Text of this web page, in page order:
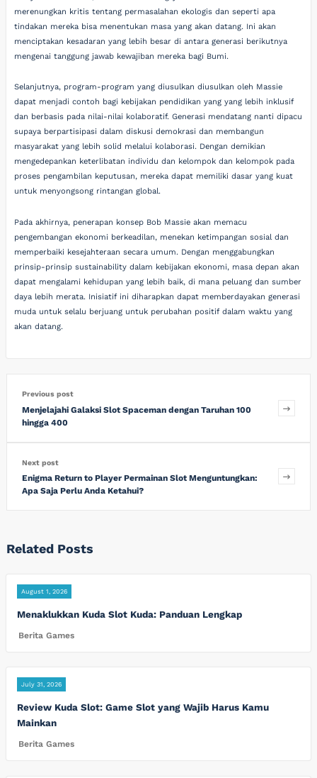
merenungkan kritis tentang permasalahan ekologis dan seperti apa
tindakan mereka bisa menentukan masa yang akan datang. Ini akan
menciptakan kesadaran yang lebih besar di antara generasi berikutnya
mengenai tanggung jawab kewajiban mereka bagi Bumi.
Selanjutnya, program-program yang diusulkan diusulkan oleh Massie
dapat menjadi contoh bagi kebijakan pendidikan yang yang lebih inklusif
dan berbasis pada nilai-nilai kolaboratif. Generasi mendatang nanti dipacu
supaya berpartisipasi dalam diskusi demokrasi dan membangun
masyarakat yang lebih solid melalui kolaborasi. Dengan demikian
mengedepankan keterlibatan individu dan kelompok dan kelompok pada
proses pengambilan keputusan, mereka dapat memiliki dasar yang kuat
untuk menyongsong rintangan global.
Pada akhirnya, penerapan konsep Bob Massie akan memacu
pengembangan ekonomi berkeadilan, menekan ketimpangan sosial dan
memperbaiki kesejahteraan secara umum. Dengan menggabungkan
prinsip-prinsip sustainability dalam kebijakan ekonomi, masa depan akan
dapat mengalami kehidupan yang lebih baik, di mana peluang dan sumber
daya lebih merata. Inisiatif ini diharapkan dapat memberdayakan generasi
muda untuk selalu berjuang untuk perubahan positif dalam waktu yang
akan datang.
Previous post
Menjelajahi Galaksi Slot Spaceman dengan Taruhan 100
hingga 400
Next post
Enigma Return to Player Permainan Slot Menguntungkan:
Apa Saja Perlu Anda Ketahui?
Related Posts
August 1, 2026
Menaklukkan Kuda Slot Kuda: Panduan Lengkap
Berita Games
July 31, 2026
Review Kuda Slot: Game Slot yang Wajib Harus Kamu
Mainkan
Berita Games